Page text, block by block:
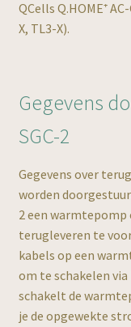
QCells Q.HOME⁺
X, TL3-X).
Gegevens
SGC-2
Gegevens over
worden
2 een
terugleveren te
kabels op een
om te schakelen via
schakelt de
je de opgewekte